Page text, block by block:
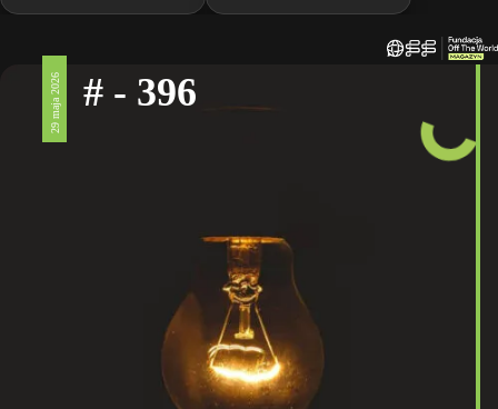
29 maja 2026 # - 396